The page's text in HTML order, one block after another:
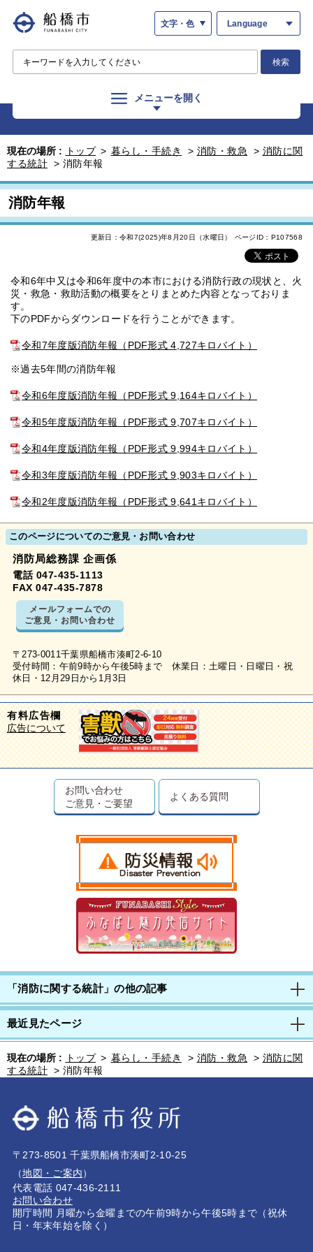
文字・色 Language
検索
メニューを開く
現在の場所 : トップ > 暮らし・手続き > 消防・救急 > 消防に関
する統計 > 消防年報
消防年報
更新日：令和7(2025)年8月20日（水曜日） ページID：P107568
令和6年中又は令和6年度中の本市における消防行政の現状と、火
災・救急・救助活動の概要をとりまとめた内容となっておりま
す。
下のPDFからダウンロードを行うことができます。
令和7年度版消防年報（PDF形式 4,727キロバイト）
※過去5年間の消防年報
令和6年度版消防年報（PDF形式 9,164キロバイト）
令和5年度版消防年報（PDF形式 9,707キロバイト）
令和4年度版消防年報（PDF形式 9,994キロバイト）
令和3年度版消防年報（PDF形式 9,903キロバイト）
令和2年度版消防年報（PDF形式 9,641キロバイト）
このページについてのご意見・お問い合わせ
消防局総務課 企画係
電話 047-435-1113
FAX 047-435-7878
メールフォームでの
ご意見・お問い合わせ
〒273-0011千葉県船橋市湊町2-6-10
受付時間：午前9時から午後5時まで 休業日：土曜日・日曜日・祝
休日・12月29日から1月3日
有料広告欄
広告について
お問い合わせ
ご意見・ご要望
よくある質問
「消防に関する統計」の他の記事
最近見たページ
現在の場所 : トップ > 暮らし・手続き > 消防・救急 > 消防に関
する統計 > 消防年報
〒273-8501 千葉県船橋市湊町2-10-25
（地図・ご案内）
代表電話 047-436-2111
お問い合わせ
開庁時間 月曜から金曜までの午前9時から午後5時まで（祝休
日・年末年始を除く）